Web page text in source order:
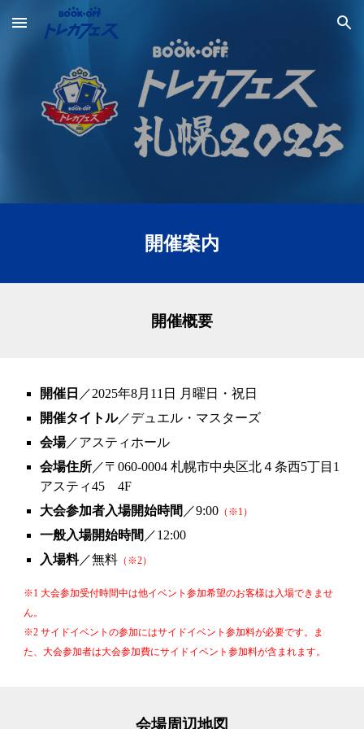
Skip to main content Skip to navigation
開催案内
開催概要
開催日 ／2025年8月 11 日 月 曜日・祝日
開催タイトル／デュエル・マスターズ
会場／アスティホール
会場住所／〒060-0004 札幌市中央区北４条西5丁目1
アスティ45 4F
大会参加者入場開始時間 ／9:00 （※1）
一般入場開始時間 ／12:00
入場料／無料 （※2）
※1大会参加受付時間中は他イベント参加希望のお客様は入場できませ
ん。
※2 サイドイベントの参加にはサイドイベント参加料が必要です。ま
た、大会参加者は大会参加費にサイドイベント参加料が含まれます。
会場周辺地図